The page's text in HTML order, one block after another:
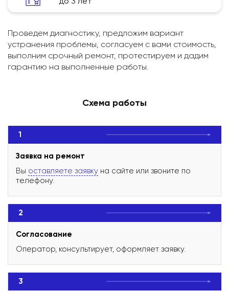
Проведем диагностику, предложим вариант
устранения проблемы, согласуем с вами стоимость,
выполним срочный ремонт, протестируем и дадим
гарантию на выполненные работы.
Схема работы
1
Заявка на ремонт
Вы оставляете заявку на сайте или звоните по
телефону.
2
Согласование
Оператор, консультирует, оформляет заявку.
3